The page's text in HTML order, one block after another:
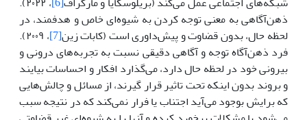
ذهن‌آگاهی به معنی توجه کردن به شیوه‌ای خاص و هدفمند، در
لحظه حال، بدون قضاوت و پیش‌داوری است (کابات زین[7]
، ۲۰۰۹).
فرد ذهن‌آگاه توجه و آگاهی دقیقی نسبت به تجربه‌های درونی و
بیرونی خود در لحظه حال دارد، می‌گذارد افکار و احساسات بیایند
و بروند بدون اینکه تحت تاثیر قرار گیرند، از مسائل و چالش‌هایی
که برایش بوجود می‌آید اجتناب یا فرار نمی‌کند که در نتیجه سبب